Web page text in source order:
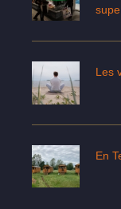
Les
En